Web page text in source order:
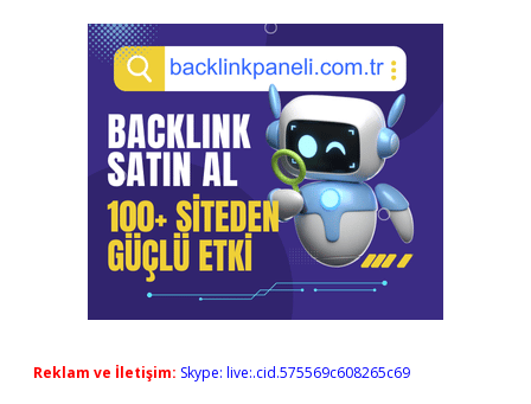
Reklam ve İletişim: Skype: live:.cid.575569c608265c69